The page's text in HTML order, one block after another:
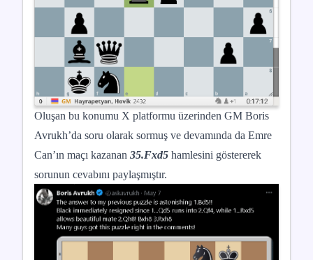
Oluşan bu konumu X platformu üzerinden GM Boris
Avrukh’da soru olarak sormuş ve devamında da Emre
Can’ın maçı kazanan 35.Fxd5 hamlesini göstererek
sorunun cevabını paylaşmıştır.